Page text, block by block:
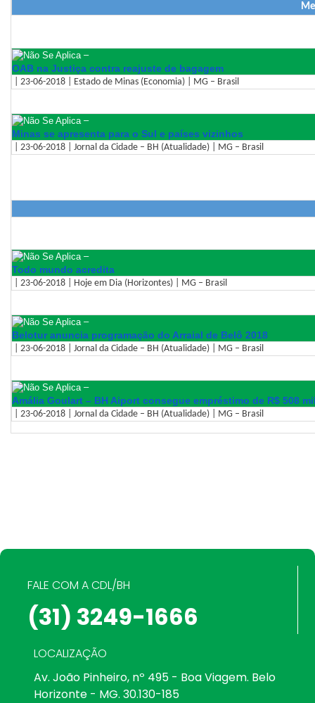
–
OAB na Justiça contra reajuste de bagagem
| 23-06-2018 | Estado de Minas (Economia) | MG – Brasil
–
Minas se apresenta para o Sul e países vizinhos
| 23-06-2018 | Jornal da Cidade – BH (Atualidade) | MG – Brasil
–
Todo mundo acredita
| 23-06-2018 | Hoje em Dia (Horizontes) | MG – Brasil
–
Belotur anuncia programação do Arraial de Belô 2018
| 23-06-2018 | Jornal da Cidade – BH (Atualidade) | MG – Brasil
–
Amália Goulart – BH Aiport consegue empréstimo de R$ 508
| 23-06-2018 | Jornal da Cidade – BH (Atualidade) | MG – Brasil
FALE COM A CDL/BH
(31) 3249-1666
LOCALIZAÇÃO
Av. João Pinheiro, nº 495 - Boa Viagem. Belo
Horizonte - MG. 30.130-185